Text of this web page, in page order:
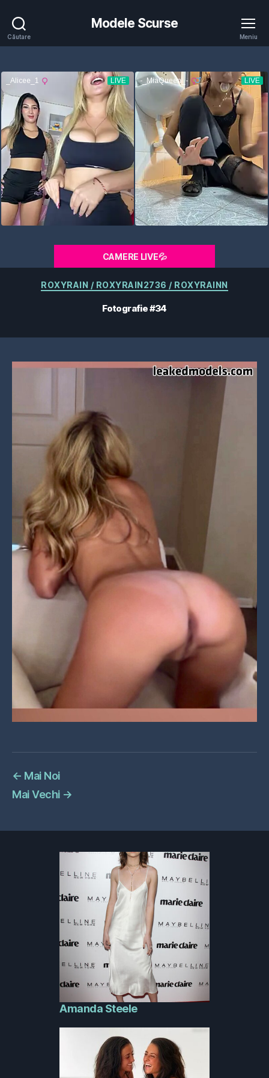
Căutare
Modele Scurse
Meniu
CAMERE LIVE💦
Categorii
ROXYRAIN / ROXYRAIN2736 / ROXYRAINN
Fotografie #34
← Mai Noi
Mai Vechi →
Amanda Steele